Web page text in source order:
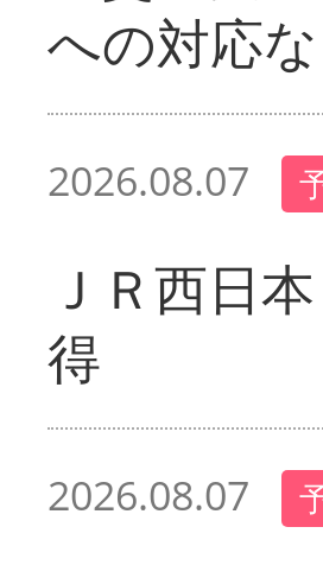
への対応
2026.08.07
ＪＲ西日
得
2026.08.07